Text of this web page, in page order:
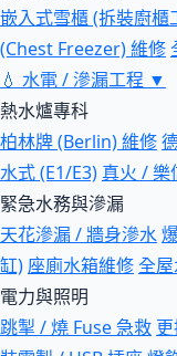
嵌入式雪櫃 (拆裝廚櫃
(Chest Freezer) 維修
💧 水電 / 滲漏工程 ▼
熱水爐專科
柏林牌 (Berlin) 維修
水式 (E1/E3) 真火 / 樂
緊急水務與滲漏
天花滲漏 / 牆身滲水
缸) 座廁水箱維修全
電力與照明
跳掣 / 燒 Fuse 急救